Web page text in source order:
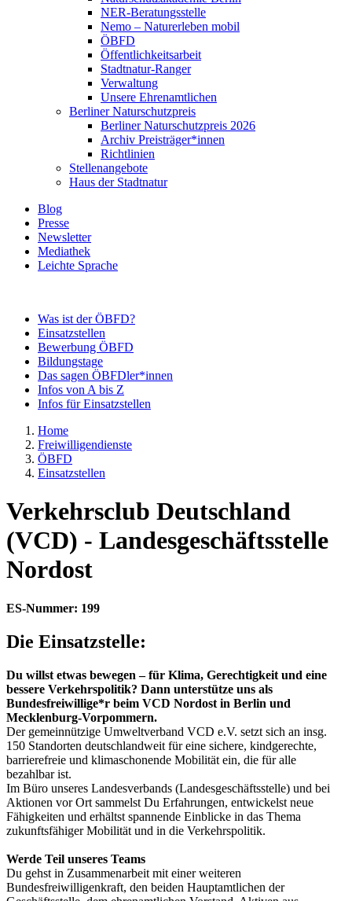
NER-Beratungsstelle
Nemo – Naturerleben mobil
ÖBFD
Öffentlichkeitsarbeit
Stadtnatur-Ranger
Verwaltung
Unsere Ehrenamtlichen
Berliner Naturschutzpreis
Berliner Naturschutzpreis 2026
Archiv Preisträger*innen
Richtlinien
Stellenangebote
Haus der Stadtnatur
Blog
Presse
Newsletter
Mediathek
Leichte Sprache
Was ist der ÖBFD?
Einsatzstellen
Bewerbung ÖBFD
Bildungstage
Das sagen ÖBFDler*innen
Infos von A bis Z
Infos für Einsatzstellen
Home
Freiwilligendienste
ÖBFD
Einsatzstellen
Verkehrsclub Deutschland
(VCD) - Landesgeschäftsstelle
Nordost
ES-Nummer: 199
Die Einsatzstelle:
Du willst etwas bewegen – für Klima, Gerechtigkeit und eine
bessere Verkehrspolitik? Dann unterstütze uns als
Bundesfreiwillige*r beim VCD Nordost in Berlin und
Mecklenburg-Vorpommern.
Der gemeinnützige Umweltverband VCD e.V. setzt sich an insg.
150 Standorten deutschlandweit für eine sichere, kindgerechte,
barrierefreie und klimaschonende Mobilität ein, die für alle
bezahlbar ist.
Im Büro unseres Landesverbands (Landesgeschäftsstelle) und bei
Aktionen vor Ort sammelst Du Erfahrungen, entwickelst neue
Fähigkeiten und erhältst spannende Einblicke in das Thema
zukunftsfähiger Mobilität und in die Verkehrspolitik.
Werde Teil unseres Teams
Du gehst in Zusammenarbeit mit einer weiteren
Bundesfreiwilligenkraft, den beiden Hauptamtlichen der